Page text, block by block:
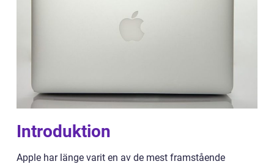
Introduktion
Apple har länge varit en av de mest framstående